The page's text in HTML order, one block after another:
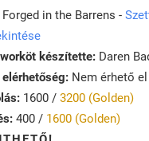
Forged in the Barrens -
készítette: Daren
elérhetőség: Nem érhető el
1600 / 3200 (Golden)
400 / 1600 (Golden)